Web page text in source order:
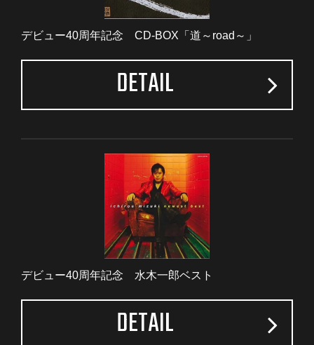
デビュー40周年記念 CD-BOX「道～road～」
DETAIL
デビュー40周年記念 水木一郎ベスト
DETAIL